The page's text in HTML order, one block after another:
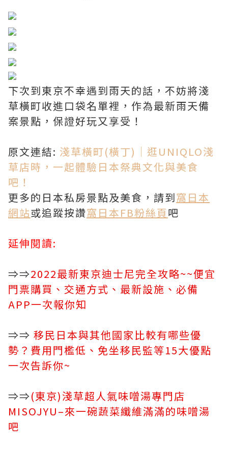
下次到東京不幸遇到雨天的話，不妨將淺
草橫町收進口袋名單裡，作為最新雨天備
案景點，保證好玩又享受！
原文連結: 淺草橫町(橫丁)｜逛UNIQLO淺
草店時，一起體驗日本祭典文化與美食
吧！
更多的日本私房景點及美食，請到窩日本
網站或追蹤按讚窩日本FB粉絲頁吧
延伸閱讀:
⇒⇒2022最新東京迪士尼完全攻略~~便宜
門票購買、交通方式、最新設施、必備
APP一次報你知
⇒⇒ 移民日本與其他國家比較有哪些優
勢？費用門檻低、免坐移民監等15大優點
一次告訴你~
⇒⇒(東京)淺草超人氣味噌湯專門店
MISOJYU–來一碗蔬菜纖維滿滿的味噌湯
吧